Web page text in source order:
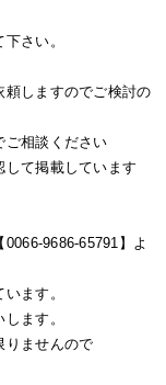
さい。
頼しますのでご検討の
ご相談ください
して掲載しています
9686-65791】よ
ます。
ます。
りませんので